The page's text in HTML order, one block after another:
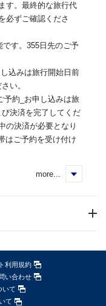
す。最終的な旅行代
必ずご確認くださ
す。355日先のご予
込みは旅行開始日前
い。
予約_お申し込みは旅
決済を完了してくだ
の決済が必要となり
はご予約を受け付け
more...
利用規約
い合わせ
いて
て